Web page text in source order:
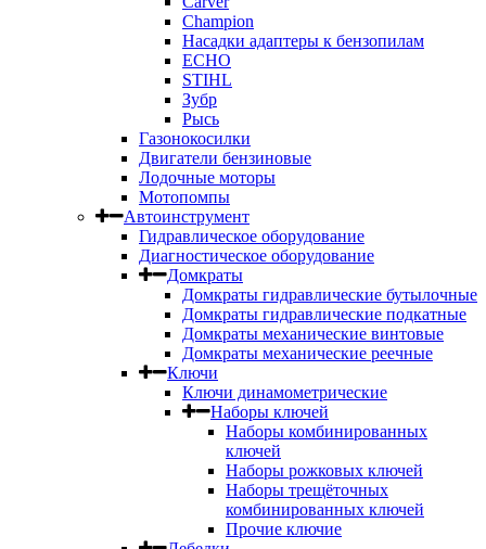
Champion
Насадки адаптеры к бензопилам
ECHO
STIHL
Зубр
Рысь
Газонокосилки
Двигатели бензиновые
Лодочные моторы
Мотопомпы
Автоинструмент
Гидравлическое оборудование
Диагностическое оборудование
Домкраты
Домкраты гидравлические бутылочные
Домкраты гидравлические подкатные
Домкраты механические винтовые
Домкраты механические реечные
Ключи
Ключи динамометрические
Наборы ключей
Наборы комбинированных
ключей
Наборы рожковых ключей
Наборы трещёточных
комбинированных ключей
Прочие ключие